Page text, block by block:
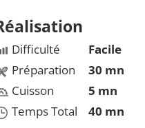
Difficulté
Préparation
Cuisson
Temps Total
Facile
30 mn
5 mn
40 mn